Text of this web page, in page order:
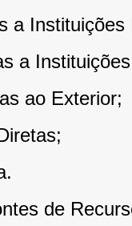
a
a
ao Exterior;
de